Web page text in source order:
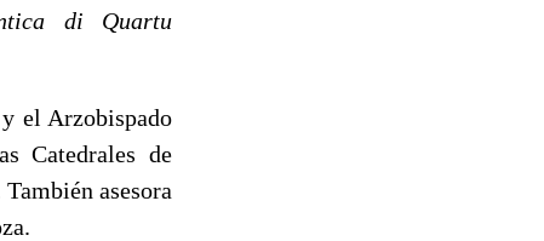
di Quartu
el Arzobispado
Catedrales de
asesora